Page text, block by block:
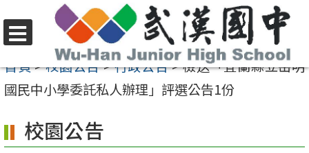
至
要
容
選
單
首頁>校園公告>行政公告>檢送「宜蘭縣立岳明
國民中小學委託私人辦理」評選公告1份
校園公告